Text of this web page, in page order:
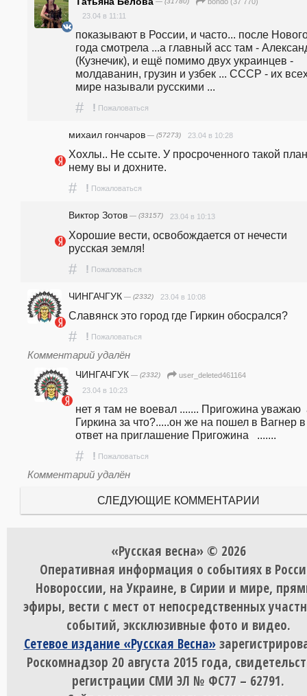
23.04 в 11:11
показывают в России, и часто... после
года смотрела ...а главный асс там -
(Кузнечик), и ещё помимо двух украинцев -
молдаванин, грузин и узбек ... СССР - их
мире называли русскими ...
# ! Пожаловаться
михаил гончаров — (57273) 23.04 в 10:28
Хохлы.. Не ссыте. У просроченного такой
нему вы и дохните.
# ! Пожаловаться
Виктор Зотов — (33157) 23.04 в 10:13
Хорошие вести, освобождается от нечести
русская земля!
# ! Пожаловаться
ЧИНГАЧГУК — (2332) 23.04 в 10:08
Славянск это город где Гиркин обосрался?
# ! Пожаловаться
Комментарий удалён
ЧИНГАЧГУК — (2332)
user_deleted461164
23.04 в 10:23
нет я там не воевал ....... Пригожина уважаю
Гиркина за что?.....он же на пошел в Вагнер в
ответ на приглашение Пригожина   .......
# ! Пожаловаться
Комментарий удалён
СЛЕДУЮЩИЕ КОММЕНТАРИИ
«Русская весна» © 2026
Оперативная информация о событиях в
Новороссии, на Украине, в Сирии и мире,
эфиры, вести с мест от непосредственных
событий, эксклюзивные фото и видео.
Сетевое издание «Русская Весна»
Роскомнадзор 20 августа 2015 года,
регистрации СМИ ЭЛ № ФС77 – 62791.